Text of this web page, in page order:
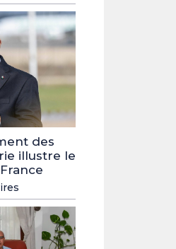
des
illustre le